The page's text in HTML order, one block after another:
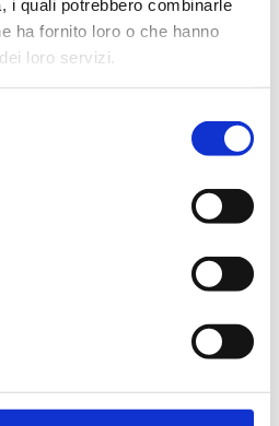
i quali potrebbero combinarle
ha fornito loro o che hanno
loro servizi.
CALENDARIO SIA